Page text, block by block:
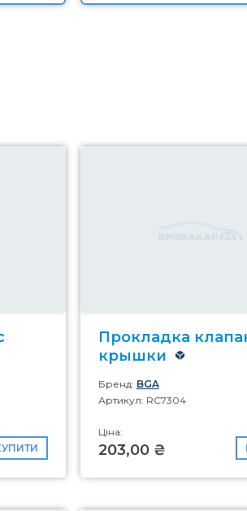
Прокладка
крышки
Бренд: BGA
Артикул: RC7304
Ціна:
203,00 ₴